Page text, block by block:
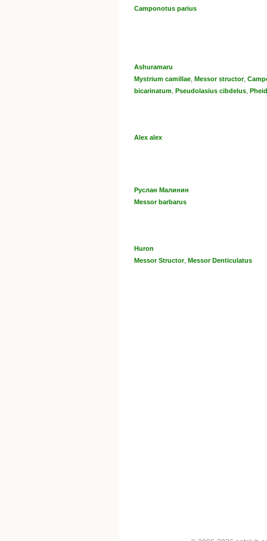
Camponotus parius
Ashuramaru
Mystrium camillae, Messor structor,
bicarinatum, Pseudolasius cibdelus,
Alex alex
Руслан Малинин
Messor barbarus
Huron
Messor Structor, Messor Denticulatus